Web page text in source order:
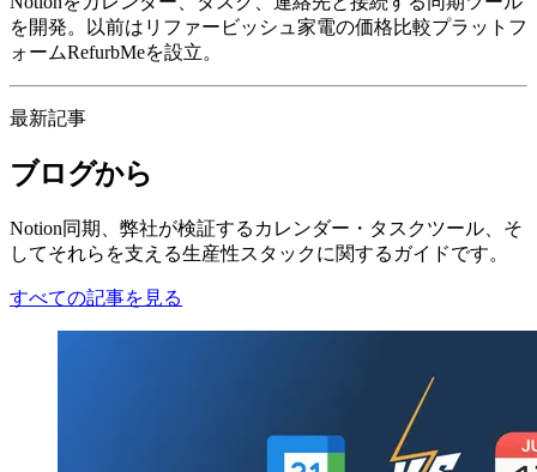
を開発。以前はリファービッシュ家電の価格比較プラットフ
ォームRefurbMeを設立。
最新記事
ブログから
Notion同期、弊社が検証するカレンダー・タスクツール、そ
してそれらを支える生産性スタックに関するガイドです。
すべての記事を見る